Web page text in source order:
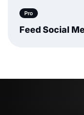
Pro
Feed Social